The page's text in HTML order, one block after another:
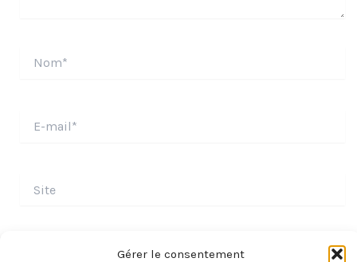
Gérer le consentement
mail*